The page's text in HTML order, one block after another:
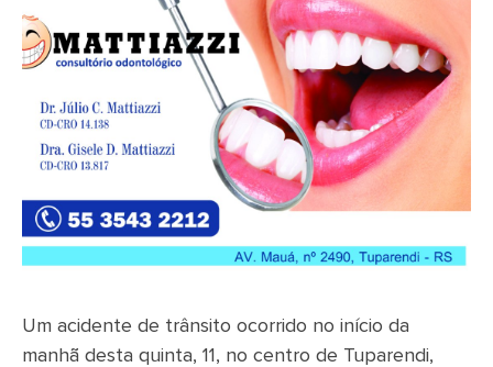
Um acidente de trânsito ocorrido no início da
manhã desta quinta, 11, no centro de Tuparendi,